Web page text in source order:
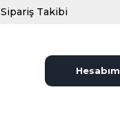
Sipariş Takibi
Hesabım